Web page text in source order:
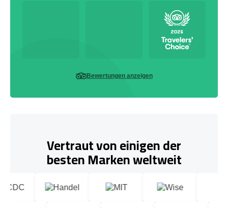
Bewertungen anzeigen
Vertraut von einigen der
besten Marken weltweit